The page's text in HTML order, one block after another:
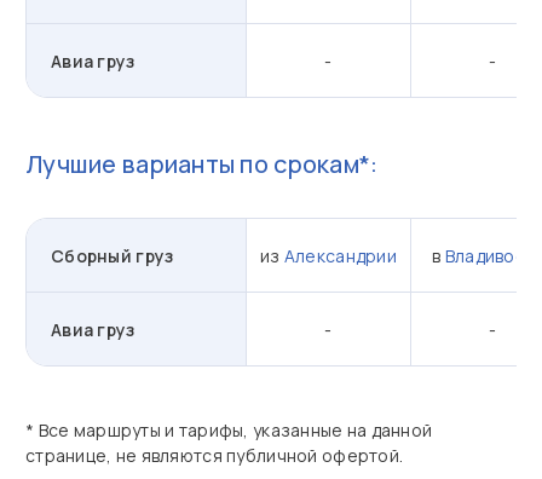
Авиа груз - -
Лучшие варианты по срокам*:
Сборный груз из Александрии в
Авиа груз - -
* Все маршруты и тарифы, указанные на данной
странице, не являются публичной офертой.